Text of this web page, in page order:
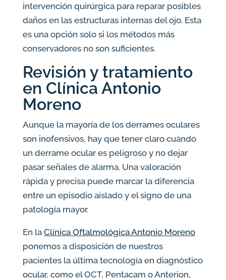
intervención quirúrgica para reparar posibles
daños en las estructuras internas del ojo. Esta
es una opción solo si los métodos más
conservadores no son suficientes.
Revisión y tratamiento
en Clínica Antonio
Moreno
Aunque la mayoría de los derrames oculares
son inofensivos, hay que tener claro cuándo
un derrame ocular es peligroso y no dejar
pasar señales de alarma. Una valoración
rápida y precisa puede marcar la diferencia
entre un episodio aislado y el signo de una
patología mayor.
En la Clínica Oftalmológica Antonio Moreno
ponemos a disposición de nuestros
pacientes la última tecnología en diagnóstico
ocular, como el OCT, Pentacam o Anterion,